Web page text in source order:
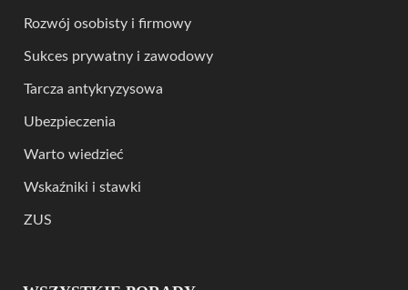
Rozwój osobisty i firmowy
Sukces prywatny i zawodowy
Tarcza antykryzysowa
Ubezpieczenia
Warto wiedzieć
Wskaźniki i stawki
ZUS